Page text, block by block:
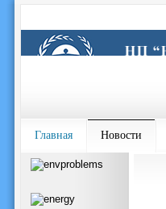
Главная Новости